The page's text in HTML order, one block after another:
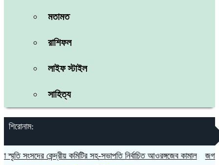
মতামত
রাশিফল
লাইফ স্টাইল
সাহিত্য
শিরোনাম:
সংসদের কেন্দ্রীয় কমিটির সহ-সভাপতি নির্বাচিত আওরঙ্গজেব কামাল